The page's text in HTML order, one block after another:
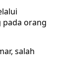
pada orang
salah